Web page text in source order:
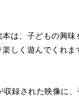
は、子どもの興味
しく遊んでくれま
録された映像に